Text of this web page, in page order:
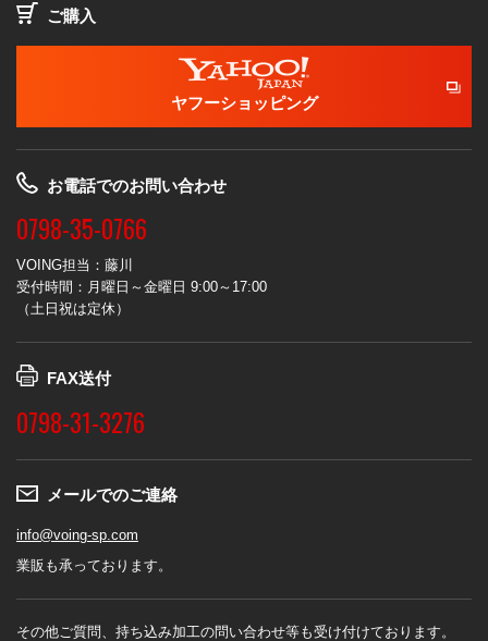
ご購入
ヤフーショッピング
お電話でのお問い合わせ
0798-35-0766
VOING担当：藤川
受付時間：月曜日～金曜日 9:00～17:00
（土日祝は定休）
FAX送付
0798-31-3276
メールでのご連絡
info@voing-sp.com
業販も承っております。
その他ご質問、持ち込み加工の問い合わせ等も受け付けております。